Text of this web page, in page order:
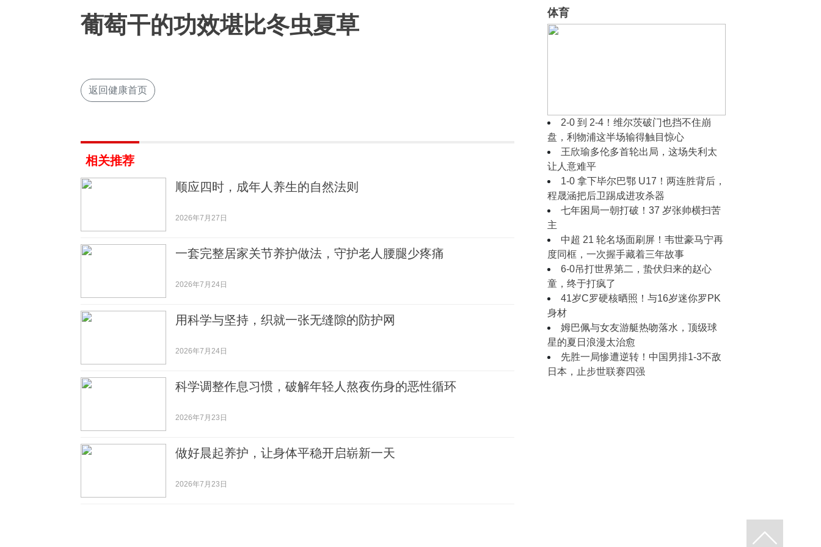
葡萄干的功效堪比冬虫夏草
返回健康首页
相关推荐
顺应四时，成年人养生的自然法则
2026年7月27日
一套完整居家关节养护做法，守护老人腰腿少疼痛
2026年7月24日
用科学与坚持，织就一张无缝隙的防护网
2026年7月24日
科学调整作息习惯，破解年轻人熬夜伤身的恶性循环
2026年7月23日
做好晨起养护，让身体平稳开启崭新一天
2026年7月23日
体育
2‑0 到 2‑4！维尔茨破门也挡不住崩
盘，利物浦这半场输得触目惊心
王欣瑜多伦多首轮出局，这场失利太
让人意难平
1‑0 拿下毕尔巴鄂 U17！两连胜背后，
程晟涵把后卫踢成进攻杀器
七年困局一朝打破！37 岁张帅横扫苦
主
中超 21 轮名场面刷屏！韦世豪马宁再
度同框，一次握手藏着三年故事
6-0吊打世界第二，蛰伏归来的赵心
童，终于打疯了
41岁C罗硬核晒照！与16岁迷你罗PK
身材
姆巴佩与女友游艇热吻落水，顶级球
星的夏日浪漫太治愈
先胜一局惨遭逆转！中国男排1-3不敌
日本，止步世联赛四强